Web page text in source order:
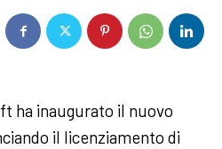
ha inaugurato il nuovo
il licenziamento di